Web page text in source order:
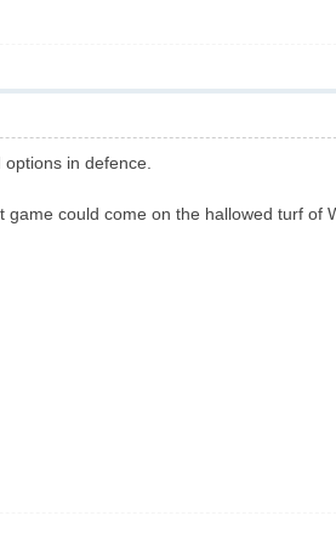
in defence.
could come on the hallowed turf of